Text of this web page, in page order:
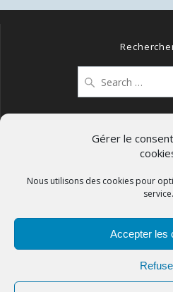
Gérer le
Nous utilisons des cookies pour
service.
Accepter les
for:
Mentions
Politique de
Politique de